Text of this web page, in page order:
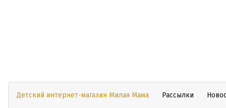
Детский интернет-магазин Милая Мама Рассылки